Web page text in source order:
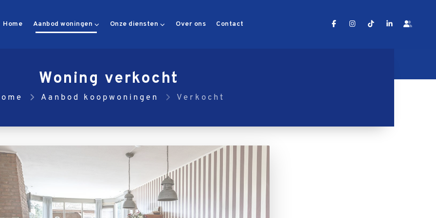
Home Aanbod woningen Onze diensten Over ons Contact
Woning verkocht
Aanbod koopwoningen Verkocht